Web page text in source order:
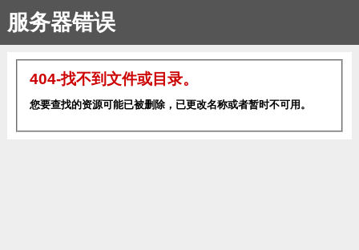
服务器错误
404-找不到文件或目录。
您要查找的资源可能已被删除，已更改名称或者暂时不可用。